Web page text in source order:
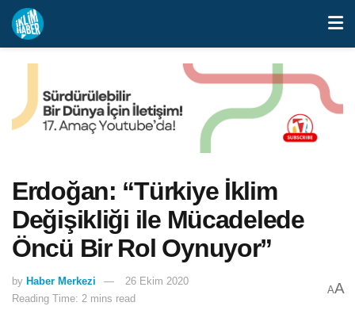
Erdoğan: “Türkiye İklim
Değişikliği ile Mücadelede
Öncü Bir Rol Oynuyor”
by Haber Merkezi
26 Ekim 2020
Reading Time: 2 mins read
AA